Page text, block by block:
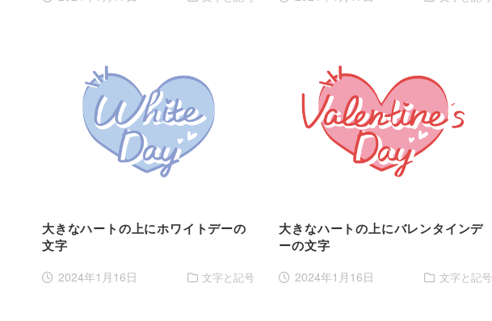
大きなハートの上にホワイトデーの
文字
2024年1月16日 文字と記号
大きなハートの上にバレンタインデ
ーの文字
2024年1月16日 文字と記号